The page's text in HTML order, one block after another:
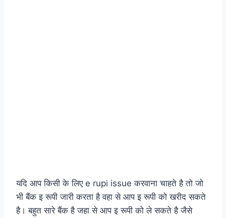
यदि आप किसी के लिए e rupi issue करवाना चाहते है तो जो
भी बैंक इ रूपी जारी करता है वहा से आप इ रूपी को खरीद सकते
है। बहुत सारे बैंक है जहा से आप इ रूपी को ले सकते है जैसे